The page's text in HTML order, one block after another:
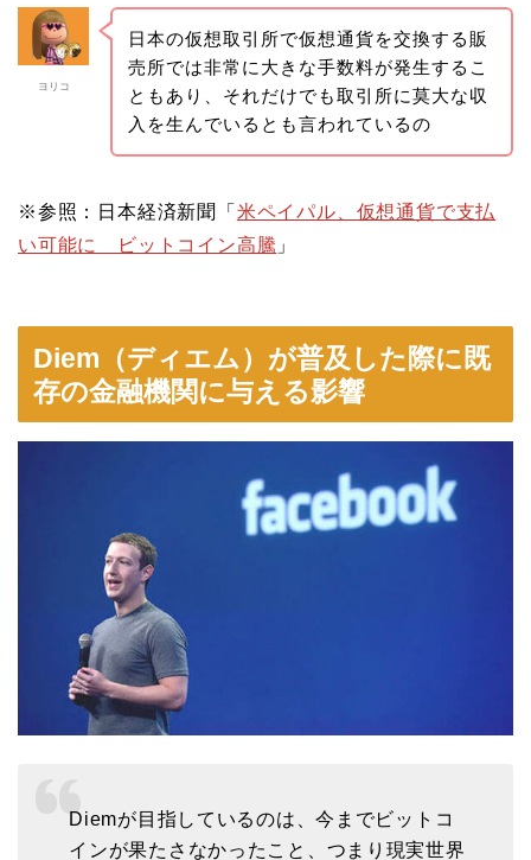
ヨリコ
日本の仮想取引所で仮想通貨を交換する販
売所では非常に大きな手数料が発生するこ
ともあり、それだけでも取引所に莫大な収
入を生んでいるとも言われているの
※参照：日本経済新聞「 米ペイパル、仮想通貨で支払
い可能に ビットコイン高騰 」
Diem（ディエム）が普及した際に既
存の金融機関に与える影響
Diemが目指しているのは、今までビットコ
インが果たさなかったこと、つまり現実世界